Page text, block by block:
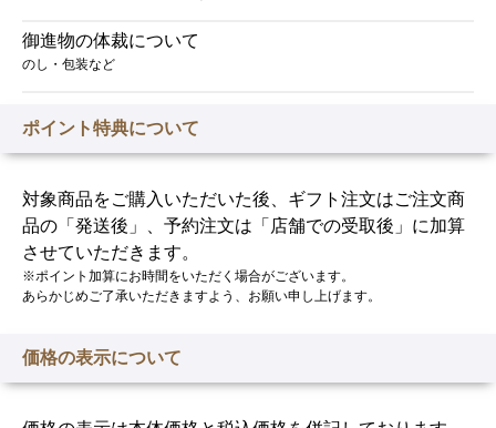
御進物の体裁について
のし・包装など
ポイント特典について
対象商品をご購入いただいた後、ギフト注文はご注文商
品の「発送後」、予約注文は「店舗での受取後」に加算
させていただきます。
※ポイント加算にお時間をいただく場合がございます。
あらかじめご了承いただきますよう、お願い申し上げます。
価格の表示について